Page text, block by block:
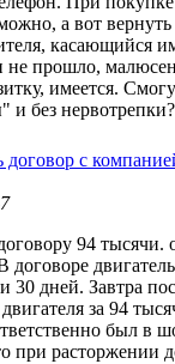
а вот
касающийся
не прошло,
имеется.
и без нервотрепки?
с
94
договоре
30 дней. Завтра
за 94
был в
при расторжении